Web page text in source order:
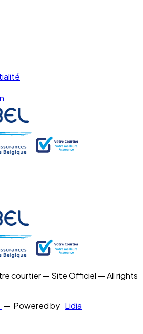
courtier — Site Officiel — All rights
— Powered by Lidia